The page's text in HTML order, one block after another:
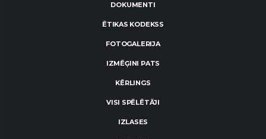
DOKUMENTI
ĒTIKAS KODEKSS
FOTOGALERIJA
IZMĒĢINI PATS
KĒRLINGS
VISI SPĒLĒTĀJI
IZLASES